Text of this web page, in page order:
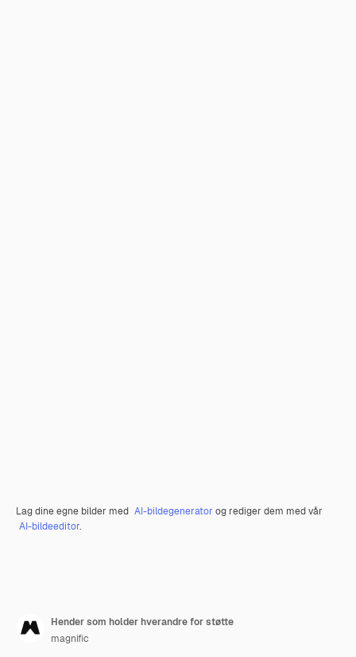
Lag dine egne bilder med AI-bildegenerator og rediger dem med vår
AI-bildeeditor.
Hender som holder hverandre for støtte
magnific